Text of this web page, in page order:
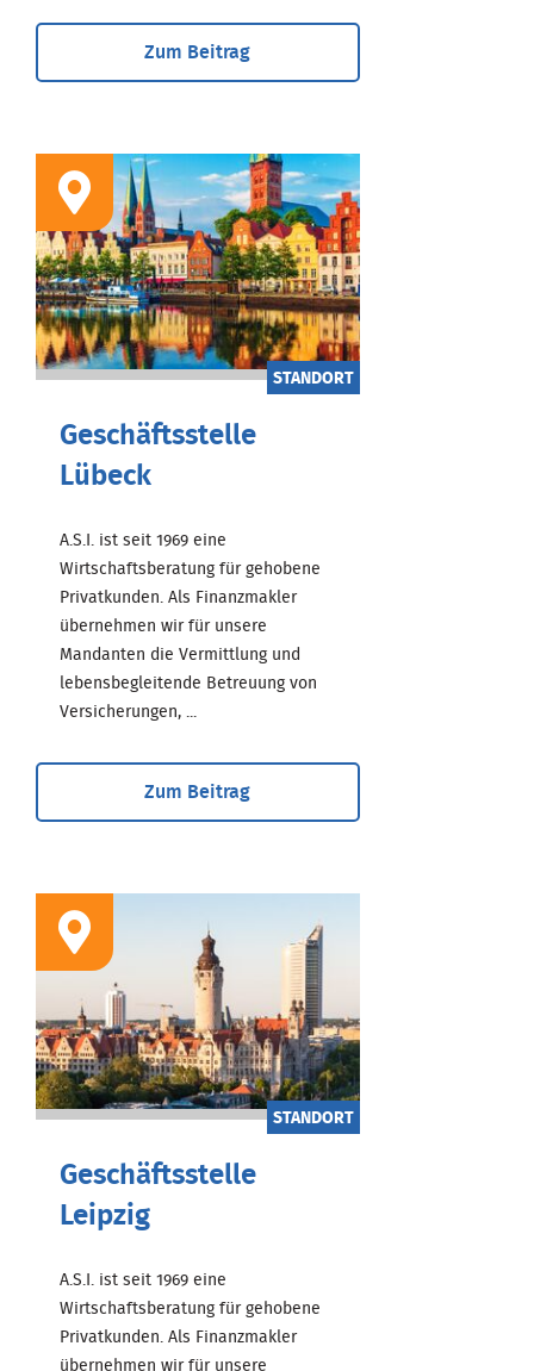
Zum Beitrag
STANDORT
Geschäftsstelle
Lübeck
A.S.I. ist seit 1969 eine
Wirtschaftsberatung für gehobene
Privatkunden. Als Finanzmakler
übernehmen wir für unsere
Mandanten die Vermittlung und
lebensbegleitende Betreuung von
Versicherungen, ...
Zum Beitrag
STANDORT
Geschäftsstelle
Leipzig
A.S.I. ist seit 1969 eine
Wirtschaftsberatung für gehobene
Privatkunden. Als Finanzmakler
übernehmen wir für unsere